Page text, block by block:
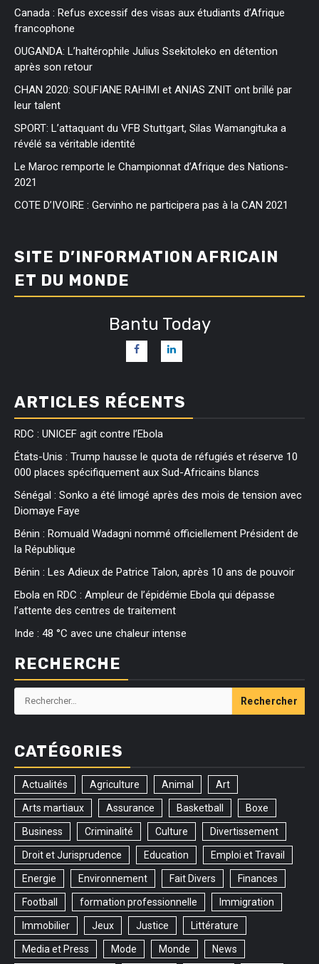
Canada : Refus excessif des visas aux étudiants d’Afrique
francophone
OUGANDA: L’haltérophile Julius Ssekitoleko en détention
après son retour
CHAN 2020: SOUFIANE RAHIMI et ANIAS ZNIT ont brillé par
leur talent
SPORT: L’attaquant du VFB Stuttgart, Silas Wamangituka a
révélé sa véritable identité
Le Maroc remporte le Championnat d’Afrique des Nations-
2021
COTE D’IVOIRE : Gervinho ne participera pas à la CAN 2021
SITE D’INFORMATION AFRICAIN
ET DU MONDE
Bantu Today
ARTICLES RÉCENTS
RDC : UNICEF agit contre l’Ebola
États-Unis : Trump hausse le quota de réfugiés et réserve 10
000 places spécifiquement aux Sud-Africains blancs
Sénégal : Sonko a été limogé après des mois de tension avec
Diomaye Faye
Bénin : Romuald Wadagni nommé officiellement Président de
la République
Bénin : Les Adieux de Patrice Talon, après 10 ans de pouvoir
Ebola en RDC : Ampleur de l’épidémie Ebola qui dépasse
l’attente des centres de traitement
Inde : 48 °C avec une chaleur intense
RECHERCHE
Rechercher :
CATÉGORIES
Actualités Agriculture Animal Art
Arts martiaux Assurance Basketball Boxe
Business Criminalité Culture Divertissement
Droit et Jurisprudence Education Emploi et Travail
Energie Environnement Fait Divers Finances
Football formation professionnelle Immigration
Immobilier Jeux Justice Littérature
Media et Press Mode Monde News